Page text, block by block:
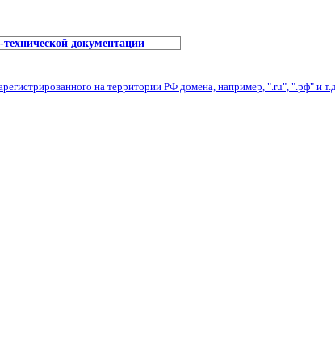
документации
на территории РФ домена, например, ".ru", ".рф" и